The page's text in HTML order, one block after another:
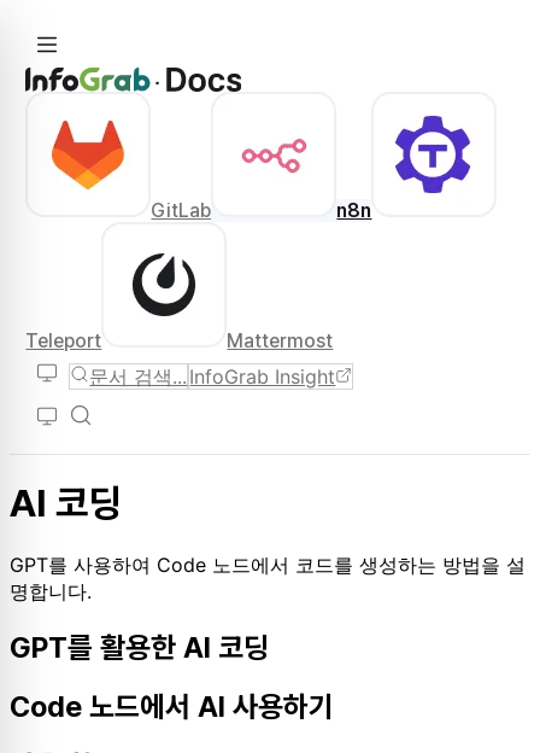
GitLab n8n
Teleport Mattermost
문서 검색... InfoGrab Insight
AI 코딩
GPT를 사용하여 Code 노드에서 코드를 생성하는 방법을 설
명합니다.
GPT를 활용한 AI 코딩
Code 노드에서 AI 사용하기